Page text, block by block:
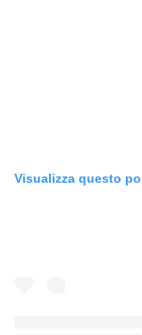
Visualizza questo